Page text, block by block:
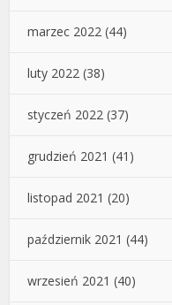
marzec 2022 (44)
luty 2022 (38)
styczeń 2022 (37)
grudzień 2021 (41)
listopad 2021 (20)
październik 2021 (44)
wrzesień 2021 (40)